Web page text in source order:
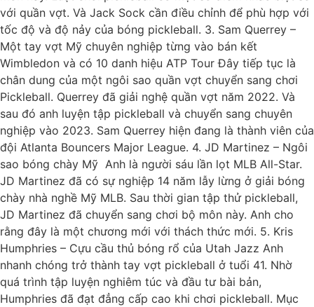
với quần vợt. Và Jack Sock cần điều chỉnh để phù hợp với
tốc độ và độ nảy của bóng pickleball. 3. Sam Querrey –
Một tay vợt Mỹ chuyên nghiệp từng vào bán kết
Wimbledon và có 10 danh hiệu ATP Tour Đây tiếp tục là
chân dung của một ngôi sao quần vợt chuyển sang chơi
Pickleball. Querrey đã giải nghệ quần vợt năm 2022. Và
sau đó anh luyện tập pickleball và chuyển sang chuyên
nghiệp vào 2023. Sam Querrey hiện đang là thành viên của
đội Atlanta Bouncers Major League. 4. JD Martinez – Ngôi
sao bóng chày Mỹ Anh là người sáu lần lọt MLB All-Star.
JD Martinez đã có sự nghiệp 14 năm lẫy lừng ở giải bóng
chày nhà nghề Mỹ MLB. Sau thời gian tập thử pickleball,
JD Martinez đã chuyển sang chơi bộ môn này. Anh cho
rằng đây là một chương mới với thách thức mới. 5. Kris
Humphries – Cựu cầu thủ bóng rổ của Utah Jazz Anh
nhanh chóng trở thành tay vợt pickleball ở tuổi 41. Nhờ
quá trình tập luyện nghiêm túc và đầu tư bài bản,
Humphries đã đạt đẳng cấp cao khi chơi pickleball. Mục